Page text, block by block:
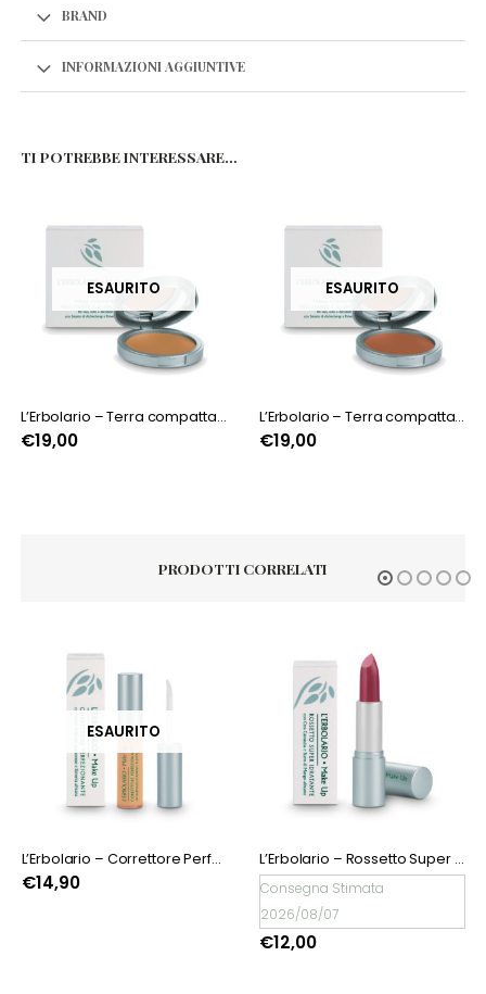
BRAND
INFORMAZIONI AGGIUNTIVE
TI POTREBBE INTERESSARE…
ESAURITO
L’Erbolario – Terra compatta Vellutante e Illuminante Ocra
€19,00
ESAURITO
L’Erbolario – Terra compatta Vellutante e Illuminante Ambra
€19,00
PRODOTTI CORRELATI
Consegna Stimata
Consegna Stimata
2026/08/07
€12,00